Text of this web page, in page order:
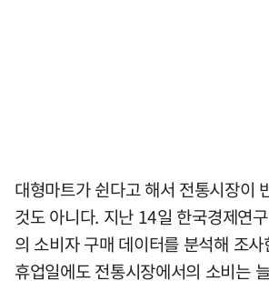
대형마트가 쉰다고 해서 전통시장이
것도 아니다. 지난 14일 한국경제연
의 소비자 구매 데이터를 분석해 조
휴업일에도 전통시장에서의 소비는